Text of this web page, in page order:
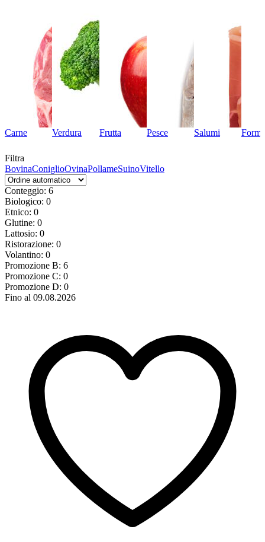
Carne Verdura Frutta Pesce Salumi
Filtra
BovinaConiglioOvinaPollameSuinoVitello
Conteggio: 6
Biologico: 0
Etnico: 0
Glutine: 0
Lattosio: 0
Ristorazione: 0
Volantino: 0
Promozione B: 6
Promozione C: 0
Promozione D: 0
Fino al 09.08.2026